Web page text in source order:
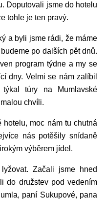
Doputovali jsme do hotelu
tohle je ten pravý.
a byli jsme rádi, že máme
po dalších pět dnů.
program týdne a my se
dny. Velmi se nám zalíbil
túry na Mumlavské
chvíli.
moc nám tu chutná
nás potěšily snídaně
výběrem jídel.
Začali jsme hned
do družstev pod vedením
paní Sukupové, pana